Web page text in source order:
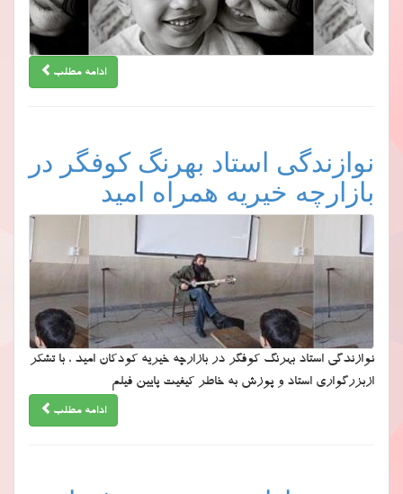
ادامه مطلب
نوازندگی استاد بهرنگ کوفگر در
بازارچه خیریه همراه امید
نوازندگی استاد بهرنگ کوفگر در بازارچه خیریه کودکان امید ، با تشکر
ازبزرگواری استاد و پوزش به خاطر کیفیت پایین فیلم
ادامه مطلب